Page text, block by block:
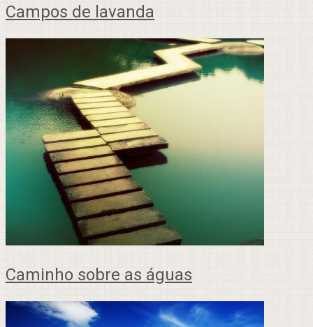
Campos de lavanda
Caminho sobre as águas